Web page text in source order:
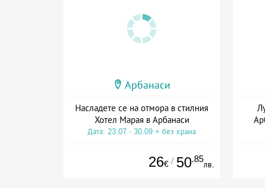
Арбанаси
Насладете се на отмора в стилния
Хотел Марая в Арбанаси
Дата: 23.07 - 30.09 + без храна
26€ / 50.85
лв.